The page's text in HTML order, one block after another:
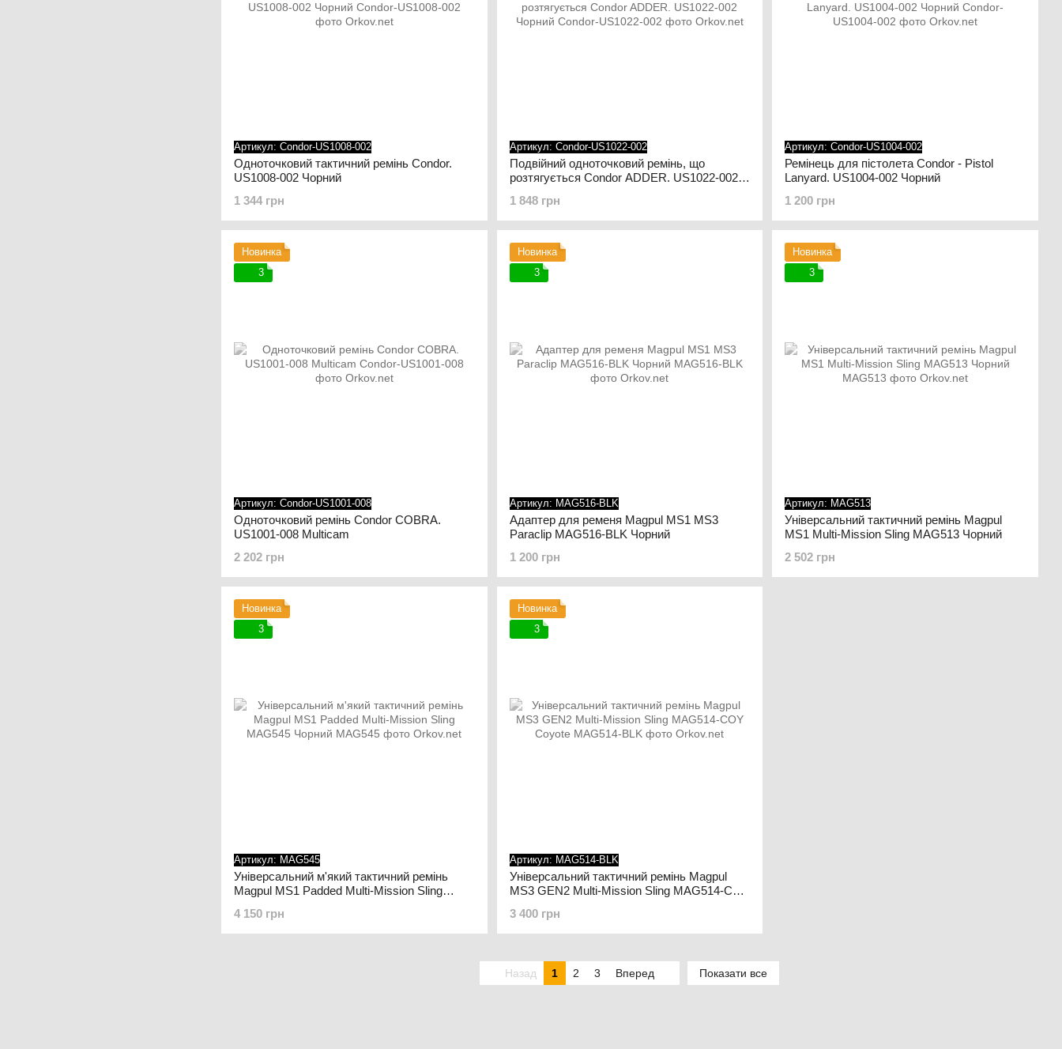
Артикул: Condor-US1008-002
Одноточковий тактичний ремінь Condor.
US1008-002 Чорний
1 344 грн
Артикул: Condor-US1022-002
Подвійний одноточковий ремінь, що
розтягується Condor ADDER. US1022-002
1 848 грн
Артикул: Condor-US1004-002
Ремінець для пістолета Condor - Pistol
Lanyard. US1004-002 Чорний
1 200 грн
Новинка
3
Артикул: Condor-US1001-008
Одноточковий ремінь Condor COBRA.
US1001-008 Multicam
2 202 грн
Новинка
3
Артикул: MAG516-BLK
Адаптер для ременя Magpul MS1 MS3
Paraclip MAG516-BLK Чорний
1 200 грн
Новинка
3
Артикул: MAG513
Універсальний тактичний ремінь Magpul
MS1 Multi-Mission Sling MAG513 Чорний
2 502 грн
Новинка
3
Артикул: MAG545
Універсальний м'який тактичний ремінь
Magpul MS1 Padded Multi-Mission Sling
4 150 грн
Новинка
3
Артикул: MAG514-BLK
Універсальний тактичний ремінь Magpul
MS3 GEN2 Multi-Mission Sling MAG514-COY
3 400 грн
Назад 1 2 3 Вперед Показати все